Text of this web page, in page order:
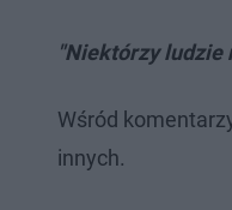
"Niektórzy ludzie
Wśród
innych.